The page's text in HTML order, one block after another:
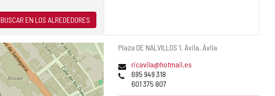
Dirección
Plaza DE NALVILLOS 1. Ávila. Ávila
Dirección
de
correo
ricavila@hotmail.es
Teléfonos
695 949 318
601 375 807
BUSCAR EN LOS ALREDEDORES